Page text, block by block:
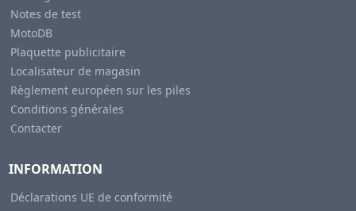
Notes de test
MotoDB
Plaquette publicitaire
Localisateur de magasin
Règlement européen sur les piles
Conditions générales
Contacter
INFORMATION
Déclarations UE de conformité